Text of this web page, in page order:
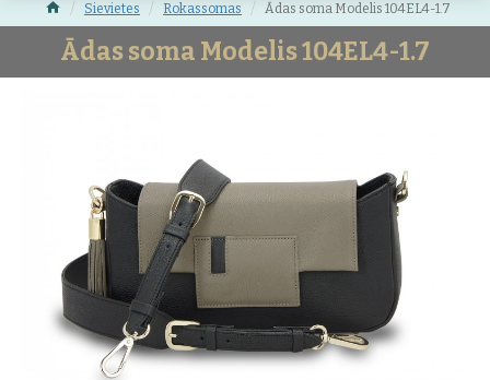
Sievietes Rokassomas Ādas soma Modelis 104EL4-1.7
Ādas soma Modelis 104EL4-1.7